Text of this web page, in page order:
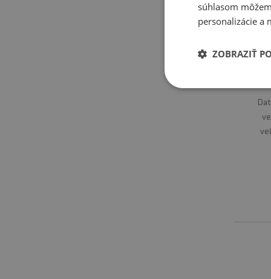
súhlasom
personalizácie a
ZOBRAZIŤ